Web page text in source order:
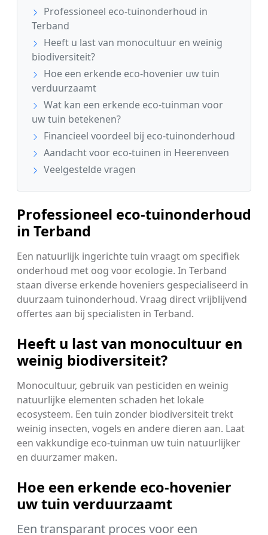
Professioneel eco-tuinonderhoud in
Terband
Heeft u last van monocultuur en weinig
biodiversiteit?
Hoe een erkende eco-hovenier uw tuin
verduurzaamt
Wat kan een erkende eco-tuinman voor
uw tuin betekenen?
Financieel voordeel bij eco-tuinonderhoud
Aandacht voor eco-tuinen in Heerenveen
Veelgestelde vragen
Professioneel eco-tuinonderhoud
in Terband
Een natuurlijk ingerichte tuin vraagt om specifiek
onderhoud met oog voor ecologie. In Terband
staan diverse erkende hoveniers gespecialiseerd in
duurzaam tuinonderhoud. Vraag direct vrijblijvend
offertes aan bij specialisten in Terband.
Heeft u last van monocultuur en
weinig biodiversiteit?
Monocultuur, gebruik van pesticiden en weinig
natuurlijke elementen schaden het lokale
ecosysteem. Een tuin zonder biodiversiteit trekt
weinig insecten, vogels en andere dieren aan. Laat
een vakkundige eco-tuinman uw tuin natuurlijker
en duurzamer maken.
Hoe een erkende eco-hovenier
uw tuin verduurzaamt
Een transparant proces voor een